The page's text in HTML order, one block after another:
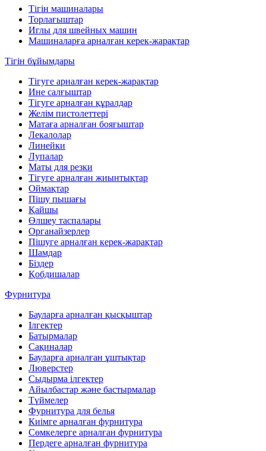
Тігін машиналары
Торлағыштар
Иглы для швейных машин
Машиналарға арналған керек-жарақтар
Тігін бұйымдары
Тігуге арналған керек-жарақтар
Ине салғыштар
Тігуге арналған құралдар
Желім пистолеттері
Матаға арналған бояғыштар
Лекалолар
Линейки
Лупалар
Маты для резки
Тігуге арналған жиынтықтар
Оймақтар
Пішу пышағы
Қайшы
Өлшеу таспалары
Органайзерлер
Пішуге арналған керек-жарақтар
Шамдар
Біздер
Қобдишалар
Фурнитура
Бауларға арналған қысқыштар
Ілгектер
Батырмалар
Сақиналар
Бауларға арналған ұштықтар
Люверстер
Сыдырма ілгектер
Айылбастар және бастырмалар
Түймелер
Фурнитура для белья
Киімге арналған фурнитура
Сөмкелерге арналған фурнитура
Пердеге арналған фурнитура